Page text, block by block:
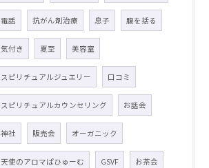
電話 抗がん剤治療 息子 腹を括る
気付き 夏至 美容室
スピリチュアルジュエリー 口コミ
スピリチュアルカウンセリング お話会
神社 販売会 オーガニック
天使のアロマぱひゅーむ GSVF お茶会